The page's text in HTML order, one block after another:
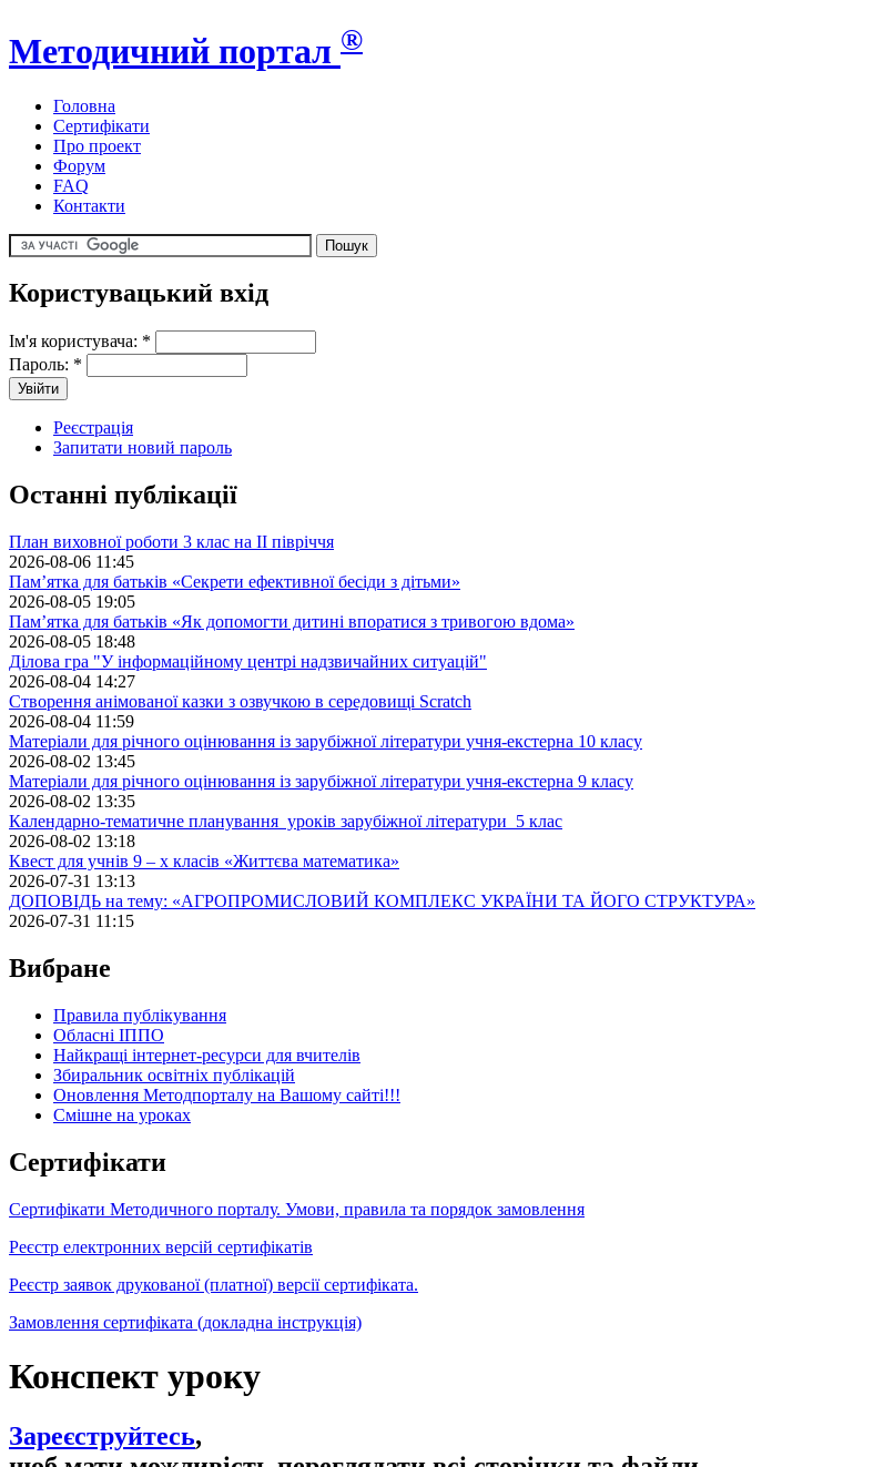
Методичний портал ®
Головна
Сертифікати
Про проект
Форум
FAQ
Контакти
Користувацький вхід
Ім'я користувача: *
Пароль: *
Реєстрація
Запитати новий пароль
Останні публікації
План виховної роботи 3 клас на II півріччя
2026-08-06 11:45
Пам’ятка для батьків «Секрети ефективної бесіди з дітьми»
2026-08-05 19:05
Пам’ятка для батьків «Як допомогти дитині впоратися з тривогою вдома»
2026-08-05 18:48
Ділова гра "У інформаційному центрі надзвичайних ситуацій"
2026-08-04 14:27
Створення анімованої казки з озвучкою в середовищі Scratch
2026-08-04 11:59
Матеріали для річного оцінювання із зарубіжної літератури учня-екстерна 10 класу
2026-08-02 13:45
Матеріали для річного оцінювання із зарубіжної літератури учня-екстерна 9 класу
2026-08-02 13:35
Календарно-тематичне планування уроків зарубіжної літератури 5 клас
2026-08-02 13:18
Квест для учнів 9 – х класів «Життєва математика»
2026-07-31 13:13
ДОПОВІДЬ на тему: «АГРОПРОМИСЛОВИЙ КОМПЛЕКС УКРАЇНИ ТА ЙОГО СТРУКТУРА»
2026-07-31 11:15
Вибране
Правила публікування
Обласні ІППО
Найкращі інтернет-ресурси для вчителів
Збиральник освітніх публікацій
Оновлення Методпорталу на Вашому сайті!!!
Cмішне на уроках
Сертифікати
Сертифікати Методичного порталу. Умови, правила та порядок замовлення
Реєстр електронних версій сертифікатів
Реєстр заявок друкованої (платної) версії сертифіката.
Замовлення сертифіката (докладна інструкція)
Конспект уроку
Зареєструйтесь,